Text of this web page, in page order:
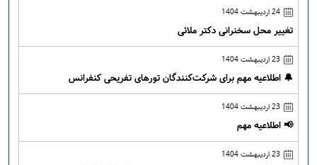
24 اردیبهشت 1404
تغییر محل سخنرانی دکتر ملائی
23 اردیبهشت 1404
🔔 اطلاعیه مهم برای شرکت‌کنندگان تورهای تفریحی کنفرانس
23 اردیبهشت 1404
📢 اطلاعیه مهم
23 اردیبهشت 1404